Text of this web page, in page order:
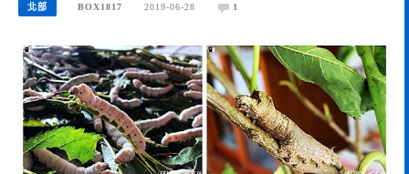
北部 BOX1817 2019-06-28 1